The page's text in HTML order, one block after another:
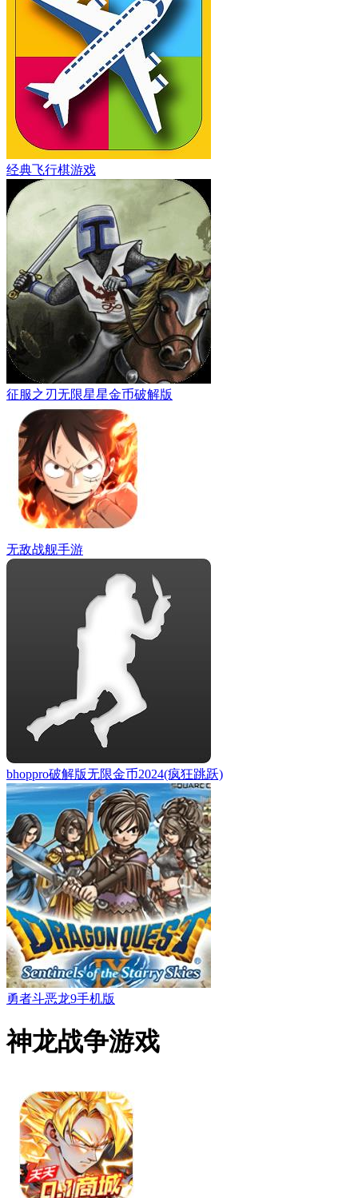
经典飞行棋游戏
征服之刃无限星星金币破解版
无敌战舰手游
bhoppro破解版无限金币2024(疯狂跳跃)
勇者斗恶龙9手机版
神龙战争游戏